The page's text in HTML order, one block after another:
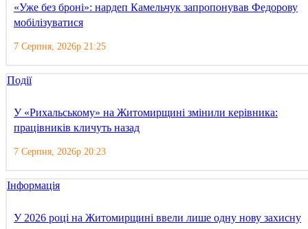
«Уже без броні»: нардеп Камельчук запропонував Федорову
мобілізуватися
7 Серпня, 2026р 21:25
Події
У «Рихальському» на Житомирщині змінили керівника:
працівників кличуть назад
7 Серпня, 2026р 20:23
Інформація
У 2026 році на Житомирщині ввели лише одну нову захисну